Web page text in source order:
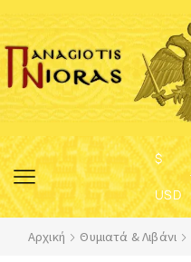
$
USD
Αρχική Θυμιατά & Λιβάνι